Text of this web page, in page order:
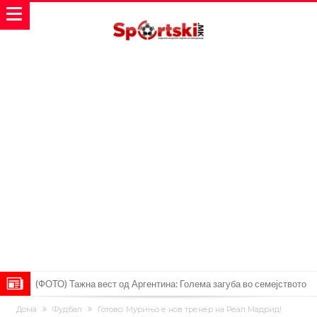
(ФОТО) Тажна вест од Аргентина: Голема загуба во семејството
на Меси
Мурињо воведува строга дисциплина во Реал Мадрид: Ова се
Дома Фудбал Готово: Мурињо е нов тренер на Реал Мадрид!